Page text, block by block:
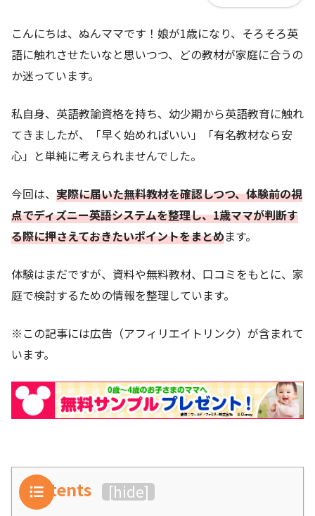
こんにちは、ぬんママです！娘が1歳になり、そろそろ英
語に触れさせたいなと思いつつ、どの教材が家庭に合うの
か迷っています。
私自身、英語教諭資格を持ち、幼少期から英語教育に触れ
てきましたが、「早く始めればいい」「有名教材なら安
心」と単純に考えられませんでした。
今回は、 実際に届いた無料教材を確認しつつ、体験前の視
点でディズニー英語システムを整理し、1歳ママが判断す
る際に押さえておきたいポイントをまとめます。
体験はまだですが、資料や無料教材、口コミをもとに、家
庭で検討するための情報を整理しています。
※この記事には広告（アフィリエイトリンク）が含まれて
います。
Contents [hide]